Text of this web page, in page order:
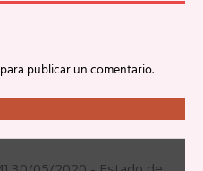
para publicar un comentario.